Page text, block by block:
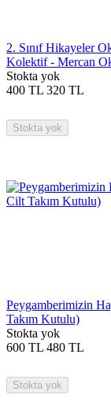
2. Sınıf Hikayeler
Kolektif - Mercan
Stokta yok
400 TL 320 TL
Stokta yok
Peygamberimizin
Takım Kutulu)
Stokta yok
600 TL 480 TL
Stokta yok